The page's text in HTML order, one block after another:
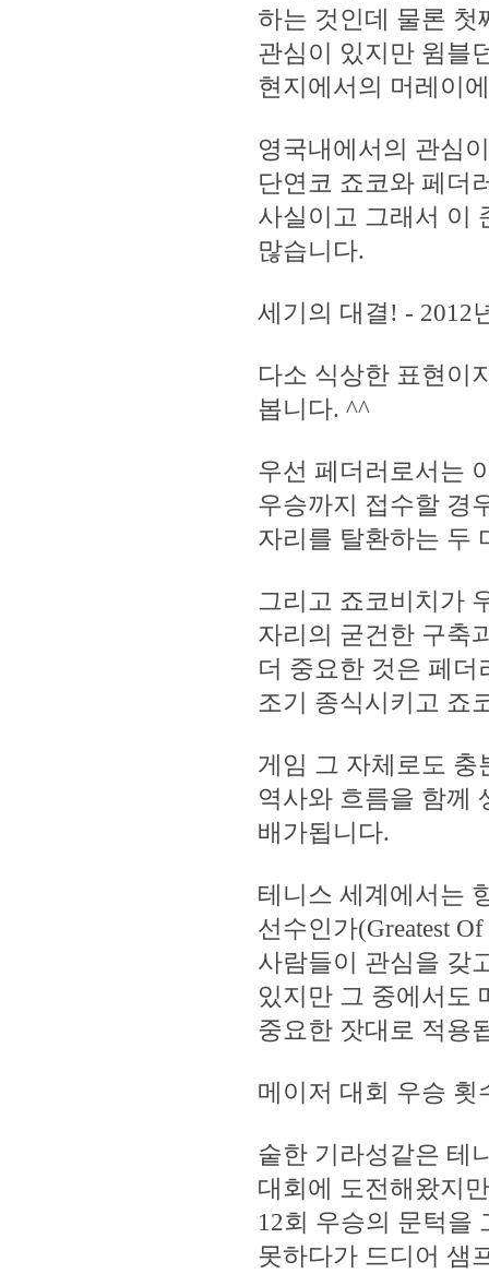
하는 것인데 물론 첫
관심이 있지만 윔블
현지에서의 머레이
영국내에서의 관심
단연코 죠코와 페더
사실이고 그래서 이
많습니다.
세기의 대결! - 2012
다소 식상한 표현이
봅니다. ^^
우선 페더러로서는
우승까지 접수할 경
자리를 탈환하는 두
그리고 죠코비치가
자리의 굳건한 구축
더 중요한 것은 페
조기 종식시키고 죠
게임 그 자체로도
역사와 흐름을 함께
배가됩니다.
테니스 세계에서는
선수인가(Greatest
사람들이 관심을 갖
있지만 그 중에서도
중요한 잣대로 적용
메이저 대회 우승 횟
숱한 기라성같은 테
대회에 도전해왔지
12회 우승의 문턱을
못하다가 드디어 샘